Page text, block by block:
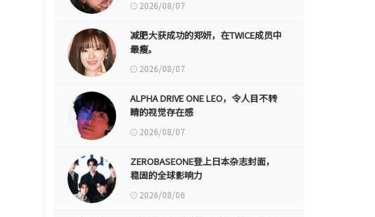
2026/08/07
减肥大获成功的郑妍，在TWICE成员中
最瘦。
2026/08/07
ALPHA DRIVE ONE LEO，令人目不转
睛的视觉存在感
2026/08/07
ZEROBASEONE登上日本杂志封面，
稳固的全球影响力
2026/08/06